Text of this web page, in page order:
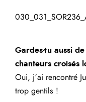
Gardes-tu aussi
chanteurs croisés
Oui, j’ai rencontré
trop gentils !